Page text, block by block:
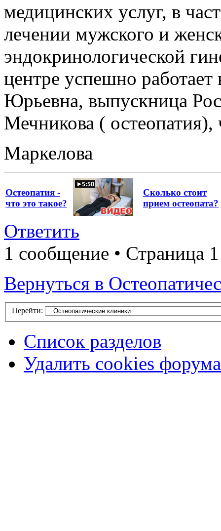
медицинских услуг, в
лечении мужского и
эндокринологической
центре успешно
Юрьевна, выпускница
Мечникова (
Маркелова
Остеопатия -
что это такое?
Сколько стоит
прием остеопата?
Ответить
1 сообщение • Страница
Вернуться в
Перейти:
Список разделов
Удалить cookies форума